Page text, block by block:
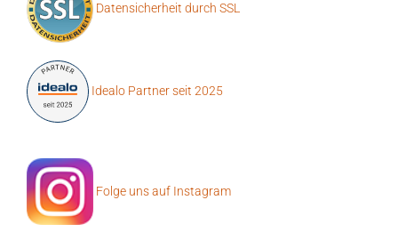
Datensicherheit durch SSL
Idealo Partner seit 2025
Folge uns auf Instagram